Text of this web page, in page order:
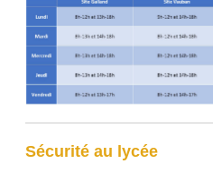
Sécurité au lycée